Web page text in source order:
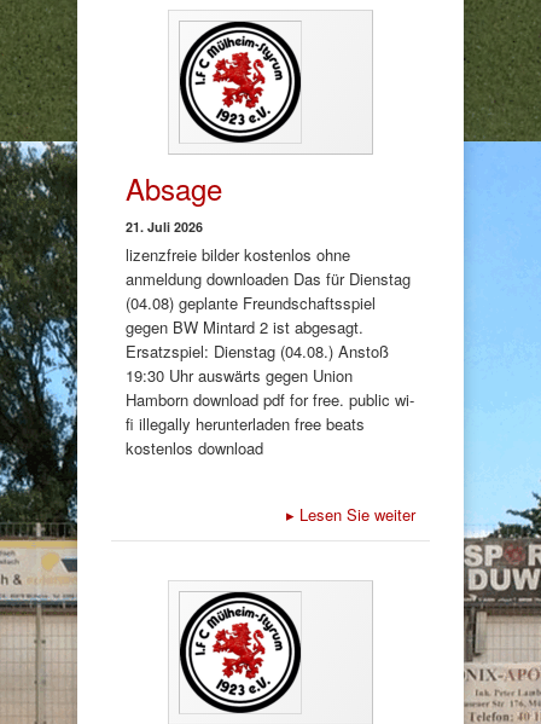
Absage
21. Juli 2026
lizenzfreie bilder kostenlos ohne
anmeldung downloaden Das für Dienstag
(04.08) geplante Freundschaftsspiel
gegen BW Mintard 2 ist abgesagt.
Ersatzspiel: Dienstag (04.08.) Anstoß
19:30 Uhr auswärts gegen Union
Hamborn download pdf for free. public wi-
fi illegally herunterladen free beats
kostenlos download
▸ Lesen Sie weiter